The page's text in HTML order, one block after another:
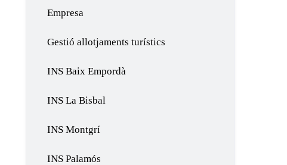
Empresa
Gestió allotjaments turístics
INS Baix Empordà
INS La Bisbal
INS Montgrí
INS Palamós